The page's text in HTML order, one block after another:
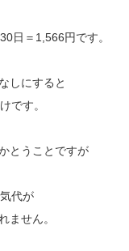
日＝1,566円です。
しにすると
です。
とうことですが
代が
ません。